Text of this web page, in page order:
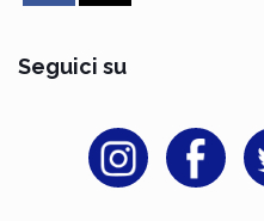
Seguici su